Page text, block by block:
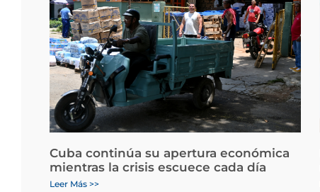
Cuba continúa su apertura económica
mientras la crisis escuece cada día
Leer Más >>